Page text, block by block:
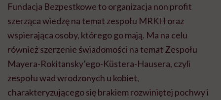
Fundacja Bezpestkowe to organizacja non profit
szerząca wiedzę na temat zespołu MRKH oraz
wspierająca osoby, którego go mają. Ma na celu
również szerzenie świadomości na temat Zespołu
Mayera-Rokitansky’ego-Küstera-Hausera, czyli
zespołu wad wrodzonych u kobiet,
charakteryzującego się brakiem rozwiniętej pochwy i